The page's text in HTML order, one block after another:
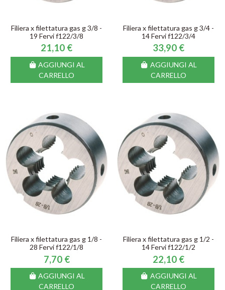
Filiera x filettatura gas g 3/8 -
19 Fervi f122/3/8
21,10 €
AGGIUNGI AL
CARRELLO
Filiera x filettatura gas g 3/4 -
14 Fervi f122/3/4
33,90 €
AGGIUNGI AL
CARRELLO
Filiera x filettatura gas g 1/8 -
28 Fervi f122/1/8
7,70 €
AGGIUNGI AL
CARRELLO
Filiera x filettatura gas g 1/2 -
14 Fervi f122/1/2
22,10 €
AGGIUNGI AL
CARRELLO